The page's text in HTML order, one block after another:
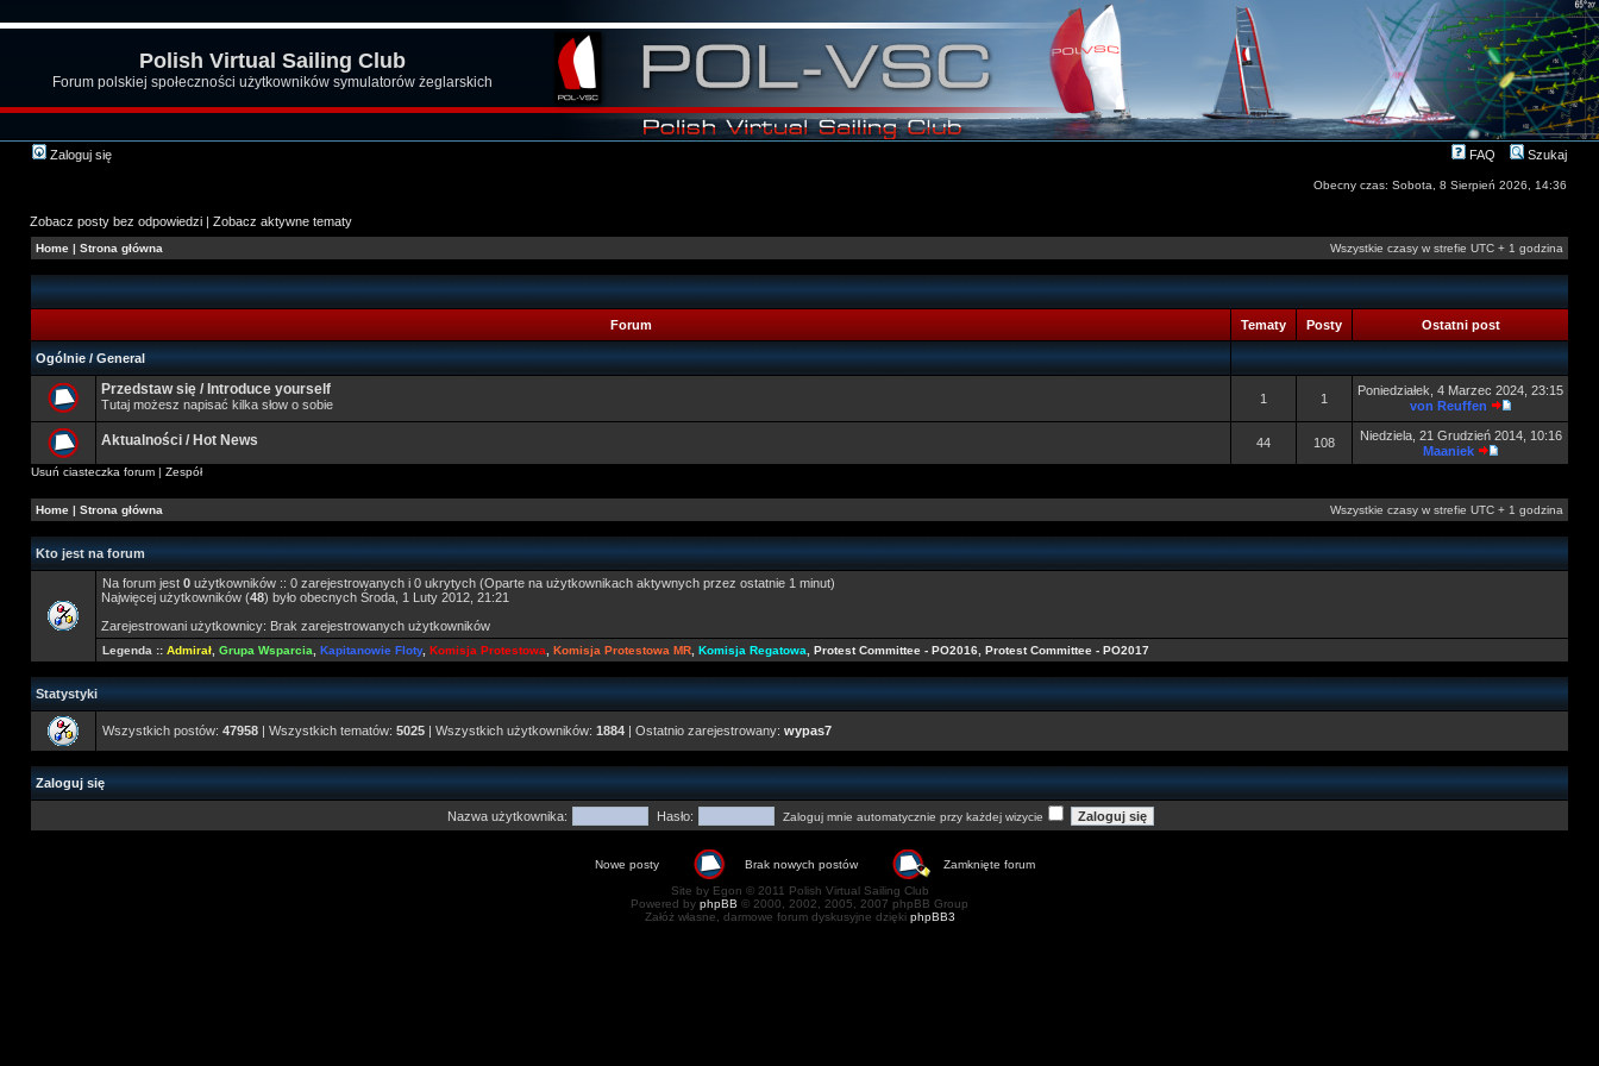
Polish Virtual Sailing Club
Forum polskiej społeczności użytkowników symulatorów żeglarskich
Zaloguj się FAQ Szukaj
Obecny czas: Sobota, 8 Sierpień 2026, 14:36
Zobacz posty bez odpowiedzi | Zobacz aktywne tematy
Home | Strona główna Wszystkie czasy w strefie UTC + 1 godzina
Forum Tematy Posty Ostatni post
Ogólnie / General
Przedstaw się / Introduce yourself
Tutaj możesz napisać kilka słow o sobie 1 1
Poniedziałek, 4 Marzec 2024, 23:15
von Reuffen
Aktualności / Hot News 44 108
Niedziela, 21 Grudzień 2014, 10:16
Maaniek
Usuń ciasteczka forum | Zespół
Home | Strona główna Wszystkie czasy w strefie UTC + 1 godzina
Kto jest na forum
Na forum jest 0 użytkowników :: 0 zarejestrowanych i 0 ukrytych (Oparte na użytkownikach aktywnych przez ostatnie 1 minut)
Najwięcej użytkowników (48) było obecnych Środa, 1 Luty 2012, 21:21
Zarejestrowani użytkownicy: Brak zarejestrowanych użytkowników
Legenda :: Admirał Grupa Wsparcia Kapitanowie Floty, Komisja Protestowa Komisja Protestowa MR Komisja Regatowa Protest Committee - PO2016 Protest Committee - PO2017
Statystyki
Wszystkich postów: 47958 | Wszystkich tematów: 5025 | Wszystkich użytkowników: 1884 | Ostatnio zarejestrowany: wypas7
Zaloguj się
Nazwa użytkownika: Hasło: Zaloguj mnie automatycznie przy każdej wizycie
Nowe posty Brak nowych postów
Zamknięte forum
Site by Egon © 2011 Polish Virtual Sailing Club
Powered by phpBB © 2000, 2002, 2005, 2007 phpBB Group
Załóż własne, darmowe forum dyskusyjne dzięki phpBB3